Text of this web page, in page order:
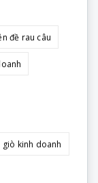
đề rau câu
giò kinh doanh